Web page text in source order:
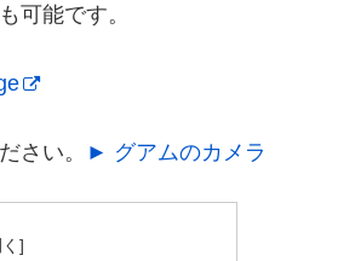
可能です。
さい。 ► グアムのカメラ